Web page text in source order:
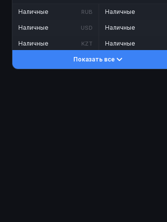
Наличные RUB
Наличные USD
Наличные KZT
Наличные
Наличные
Наличные
Показать все